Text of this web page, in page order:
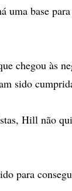
uma base
chegou às
sido
Hill não
para